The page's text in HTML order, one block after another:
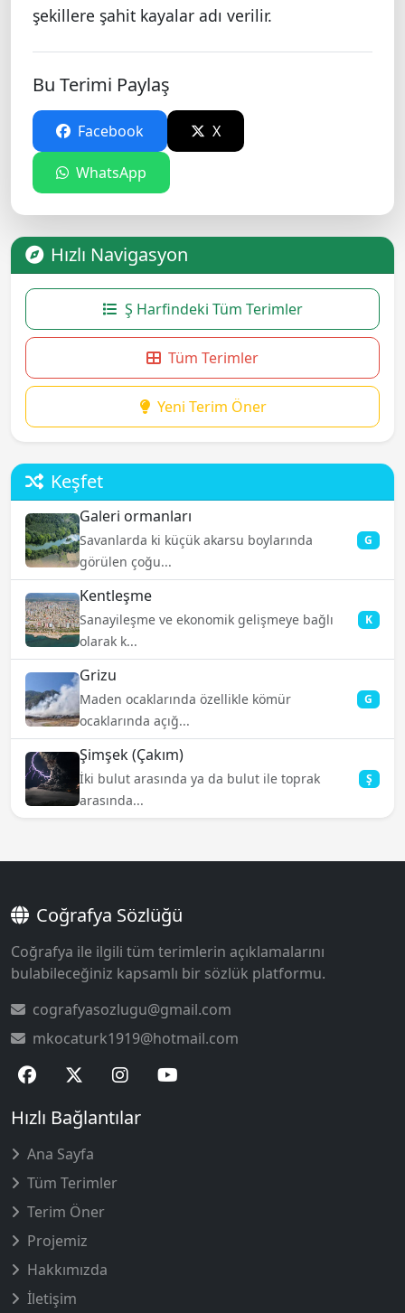
şekillere şahit kayalar adı verilir.
Bu Terimi Paylaş
Facebook X
WhatsApp
Hızlı Navigasyon
Ş Harfindeki Tüm Terimler
Tüm Terimler
Yeni Terim Öner
Keşfet
Galeri ormanları
Savanlarda ki küçük akarsu boylarında
görülen çoğu...
G
Kentleşme
Sanayileşme ve ekonomik gelişmeye bağlı
olarak k...
K
Grizu
Maden ocaklarında özellikle kömür
ocaklarında açığ...
G
Şimşek (Çakım)
İki bulut arasında ya da bulut ile toprak
arasında...
Ş
Coğrafya Sözlüğü
Coğrafya ile ilgili tüm terimlerin açıklamalarını
bulabileceğiniz kapsamlı bir sözlük platformu.
cografyasozlugu@gmail.com
mkocaturk1919@hotmail.com
Hızlı Bağlantılar
Ana Sayfa
Tüm Terimler
Terim Öner
Projemiz
Hakkımızda
İletişim